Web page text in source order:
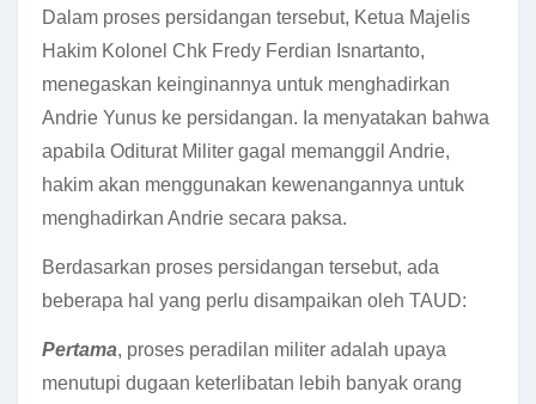
Dalam proses persidangan tersebut, Ketua Majelis
Hakim Kolonel Chk Fredy Ferdian Isnartanto,
menegaskan keinginannya untuk menghadirkan
Andrie Yunus ke persidangan. Ia menyatakan bahwa
apabila Oditurat Militer gagal memanggil Andrie,
hakim akan menggunakan kewenangannya untuk
menghadirkan Andrie secara paksa.
Berdasarkan proses persidangan tersebut, ada
beberapa hal yang perlu disampaikan oleh TAUD:
Pertama, proses peradilan militer adalah upaya
menutupi dugaan keterlibatan lebih banyak orang